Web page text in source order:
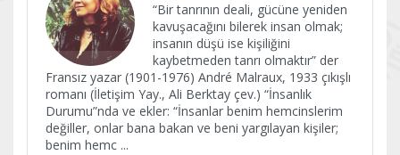
“Bir tanrının deali, gücüne yeniden
kavuşacağını bilerek insan olmak;
insanın düşü ise kişiliğini
kaybetmeden tanrı olmaktır” der
Fransız yazar (1901-1976) André Malraux, 1933 çıkışlı
romanı (İletişim Yay., Ali Berktay çev.) “İnsanlık
Durumu”nda ve ekler: “İnsanlar benim hemcinslerim
değiller, onlar bana bakan ve beni yargılayan kişiler;
benim hemc ...